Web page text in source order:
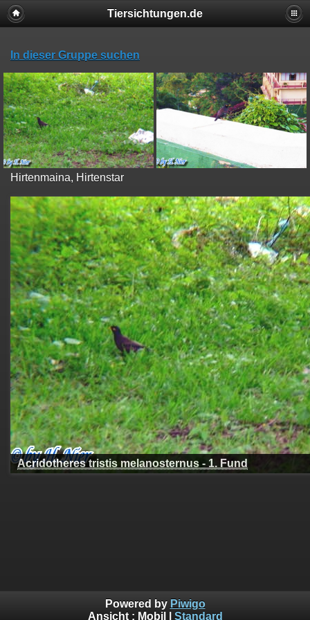
Tiersichtungen.de
In dieser Gruppe suchen
Hirtenmaina, Hirtenstar
Acridotheres tristis melanosternus - 1. Fund
Powered by Piwigo
Ansicht : Mobil Standard